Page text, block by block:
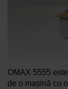
AVANTAJUL OMAX
OMAX 5555
de o mașină cu